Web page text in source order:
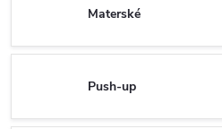
Materské
Push-up